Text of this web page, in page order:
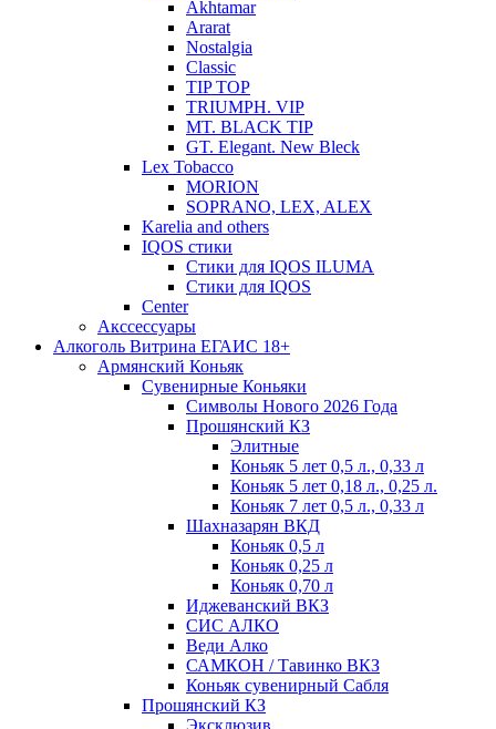
Akhtamar
Ararat
Nostalgia
Classic
TIP TOP
TRIUMPH. VIP
MT. BLACK TIP
GT. Elegant. New Bleck
Lex Tobacco
MORION
SOPRANO, LEX, ALEX
Karelia and others
IQOS стики
Стики для IQOS ILUMA
Стики для IQOS
Сenter
Акссессуары
Алкоголь Витрина ЕГАИС 18+
Армянский Коньяк
Сувенирные Коньяки
Символы Нового 2026 Года
Прошянский КЗ
Элитные
Коньяк 5 лет 0,5 л., 0,33 л
Коньяк 5 лет 0,18 л., 0,25 л.
Коньяк 7 лет 0,5 л., 0,33 л
Шахназарян ВКД
Коньяк 0,5 л
Коньяк 0,25 л
Коньяк 0,70 л
Иджеванский ВКЗ
СИС АЛКО
Веди Алко
САМКОН / Тавинко ВКЗ
Коньяк сувенирный Сабля
Прошянский КЗ
Эксклюзив